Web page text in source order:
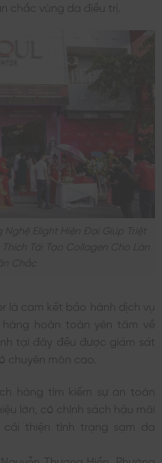
chắc vùng da điều trị.
Elight Hiện Đại Giúp Triệt
Chắc
là cam kết bảo hành dịch vụ
hoàn toàn yên tâm về
tại đây đều được giám sát
chuyên môn cao.
hàng tìm kiếm sự an toàn
lớn, có chính sách hậu mãi
cải thiện tình trạng sạm da
Nguyễn Thượng Hiền, Phường